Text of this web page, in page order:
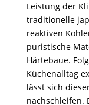
Leistung der
traditionelle
reaktiven
puristische
Härtebaue.
Küchenalltag
lässt sich
nachschleifen.